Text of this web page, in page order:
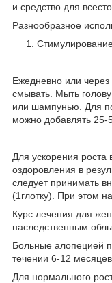
и средство для
Разнообразное
Ежедневно или через
смывать. Мыть
или шампунью. Для
можно добавлять 25-
Для ускорения
оздоровления в
следует принимать
(1глотку). При этом
Курс лечения для
наследственным
Больные алопецией
течении 6-12 месяцев.
Для нормального